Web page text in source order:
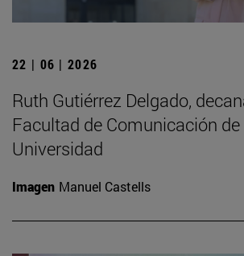
22 | 06 | 2026
Ruth Gutiérrez Delgado,
Facultad de Comunicación de
Universidad
Imagen Manuel Castells